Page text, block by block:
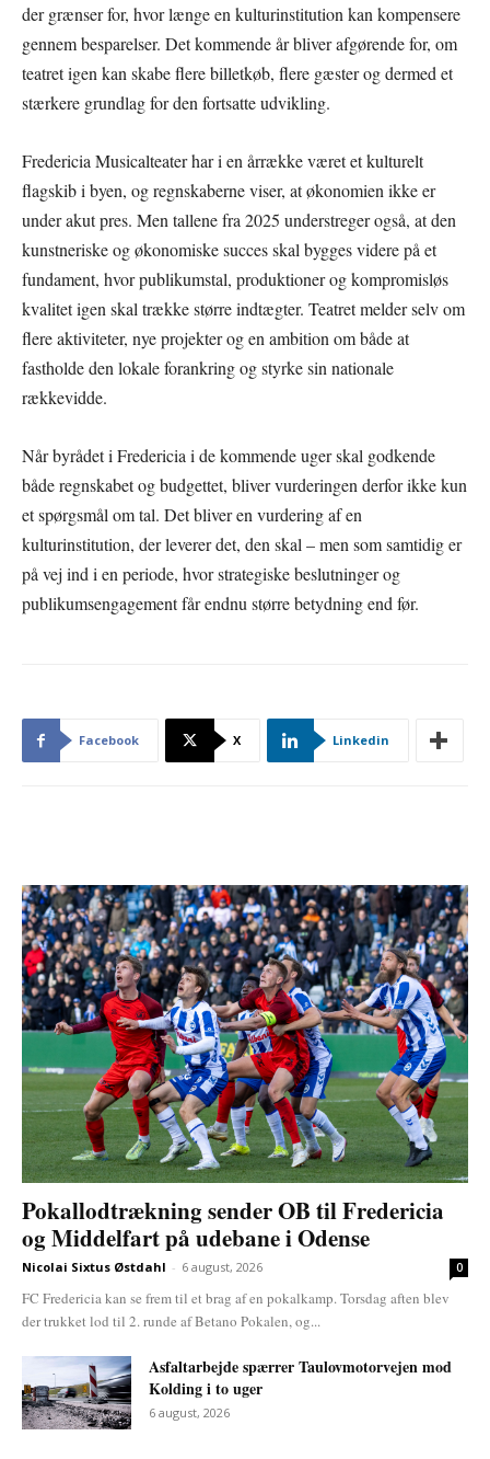
der grænser for, hvor længe en kulturinstitution kan kompensere
gennem besparelser. Det kommende år bliver afgørende for, om
teatret igen kan skabe flere billetkøb, flere gæster og dermed et
stærkere grundlag for den fortsatte udvikling.
Fredericia Musicalteater har i en årrække været et kulturelt
flagskib i byen, og regnskaberne viser, at økonomien ikke er
under akut pres. Men tallene fra 2025 understreger også, at den
kunstneriske og økonomiske succes skal bygges videre på et
fundament, hvor publikumstal, produktioner og kompromisløs
kvalitet igen skal trække større indtægter. Teatret melder selv om
flere aktiviteter, nye projekter og en ambition om både at
fastholde den lokale forankring og styrke sin nationale
rækkevidde.
Når byrådet i Fredericia i de kommende uger skal godkende
både regnskabet og budgettet, bliver vurderingen derfor ikke kun
et spørgsmål om tal. Det bliver en vurdering af en
kulturinstitution, der leverer det, den skal – men som samtidig er
på vej ind i en periode, hvor strategiske beslutninger og
publikumsengagement får endnu større betydning end før.
Facebook X Linkedin
Pokallodtrækning sender OB til Fredericia
og Middelfart på udebane i Odense
Nicolai Sixtus Østdahl - 6 august, 2026 0
FC Fredericia kan se frem til et brag af en pokalkamp. Torsdag aften blev
der trukket lod til 2. runde af Betano Pokalen, og...
Asfaltarbejde spærrer Taulovmotorvejen mod
Kolding i to uger
6 august, 2026